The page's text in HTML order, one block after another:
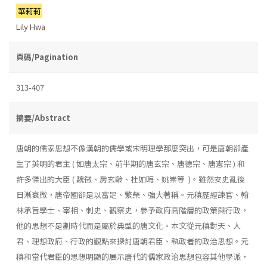
華莉莉
Lily Hwa
頁碼/Pagination
313-407
摘要/Abstract
唐朝的儒家思想不像漢朝的儒學或宋明理學那麼突出，可是唐朝卻產
生了英明的君主 ( 如唐太宗、前半期的唐玄宗、唐德宗、唐憲宗 ) 和
許多傑出的大臣 ( 魏徵、房玄齡、杜如晦、姚崇等 )。雖然安史亂後
日漸衰微，唐帝國卻是以富足、繁榮、強大著稱。元稹歷經諫官、翰
林承旨學士、宰相、刺史、觀察史，參予政府高階層的政策與行政，
他的思想不是劃時代而是屬於典型的唐文化。本文從元稹對天、人
君、理想政府、行政的觀點來探討唐朝君臣、執政者的政治思想。元
稹和當代君臣的思想明顯的展示唐代的儒家政治思想包容其他學派，